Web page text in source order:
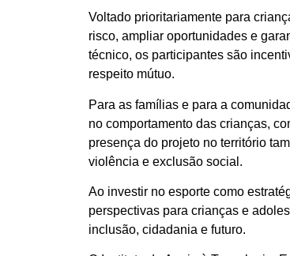
Voltado prioritariamente para
risco, ampliar oportunidades e
técnico, os participantes são
respeito mútuo.
Para as famílias e para a
no comportamento das crianças,
presença do projeto no território
violência e exclusão social.
Ao investir no esporte como
perspectivas para crianças e
inclusão, cidadania e futuro.